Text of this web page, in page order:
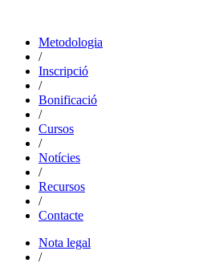
Metodologia
/
Inscripció
/
Bonificació
/
Cursos
/
Notícies
/
Recursos
/
Contacte
Nota legal
/